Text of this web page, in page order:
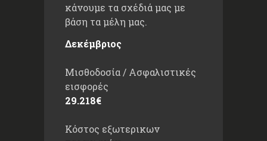
κάνουμε τα σχέδιά μας με
βάση τα μέλη μας.
Δεκέμβριος
Μισθοδοσία / Ασφαλιστικές
εισφορές
29.218€
Κόστος εξωτερικων